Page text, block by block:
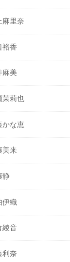
麻里奈
裕香
麻美
茉莉也
かな恵
美来
静
伊織
綾音
利奈